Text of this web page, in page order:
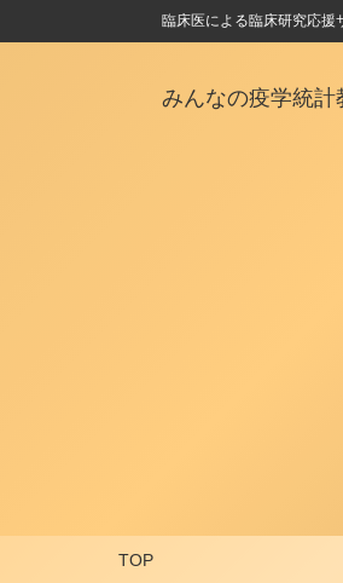
臨床医による臨床研究応援
みんなの疫学統計
TOP